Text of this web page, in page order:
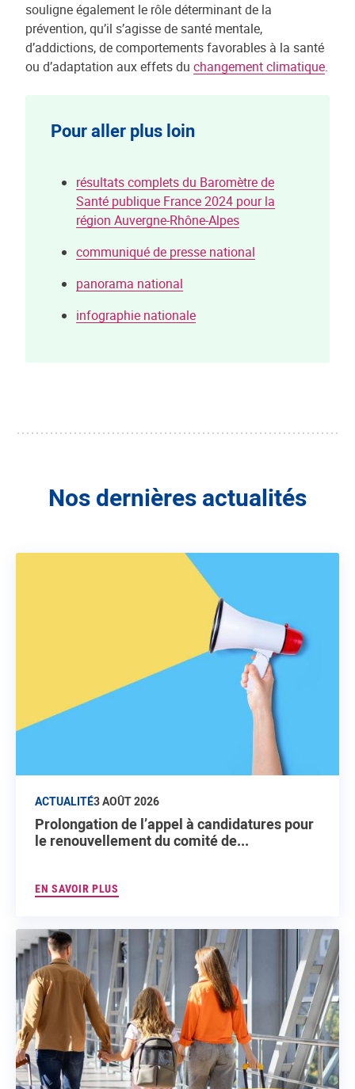
souligne également le rôle déterminant de la
prévention, qu’il s’agisse de santé mentale,
d’addictions, de comportements favorables à la santé
ou d’adaptation aux effets du changement climatique.
Pour aller plus loin
résultats complets du Baromètre de
Santé publique France 2024 pour la
région Auvergne-Rhône-Alpes
communiqué de presse national
panorama national
infographie nationale
Nos dernières actualités
ACTUALITÉ3 AOÛT 2026
Prolongation de l’appel à candidatures pour
le renouvellement du comité de...
EN SAVOIR PLUS